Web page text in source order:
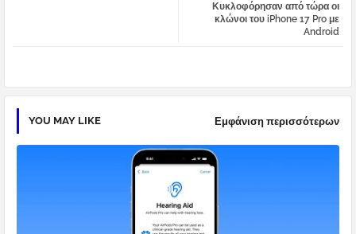
atsaΚυκλοφόρησαν από τώρα οι
κλώνοι του iPhone 17 Pro με
Android
YOU MAY LIKE Εμφάνιση περισσότερων